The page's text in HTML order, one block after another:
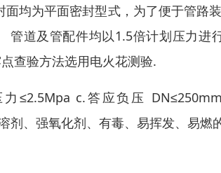
均为平面密封型式，为了便于管路
管道及管配件均以1.5倍计划压力进
查验方法选用电火花测验.
c.答应负压
、强氧化剂、有毒、易挥发、易燃